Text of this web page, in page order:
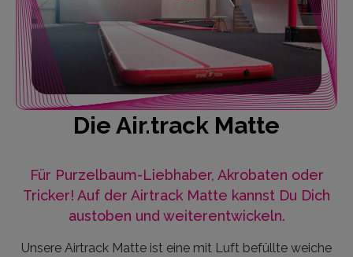
Die Air.track Matte
Für Purzelbaum-Liebhaber, Akrobaten oder
Tricker! Auf der Airtrack Matte kannst Du Dich
austoben und weiterentwickeln.
Unsere Airtrack Matte ist eine mit Luft befüllte weiche